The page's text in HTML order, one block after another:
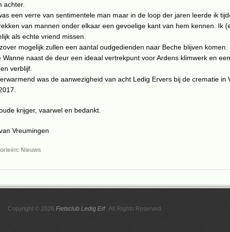
achter.
een verre van sentimentele man maar in de loop der jaren leerde ik
van mannen onder elkaar een gevoelige kant van hem kennen. Ik
als echte vriend missen.
mogelijk zullen een aantal oudgedienden naar Beche blijven
Wanne naast de deur een ideaal vertrekpunt voor Ardens klimwerk en
verblijf.
was de aanwezigheid van acht Ledig Ervers bij de crematie in
krijger, vaarwel en bedankt.
Vreumingen
Nieuws
Copyright © 2026 Fietsclub Ledig Erf. All Rights Reserved.